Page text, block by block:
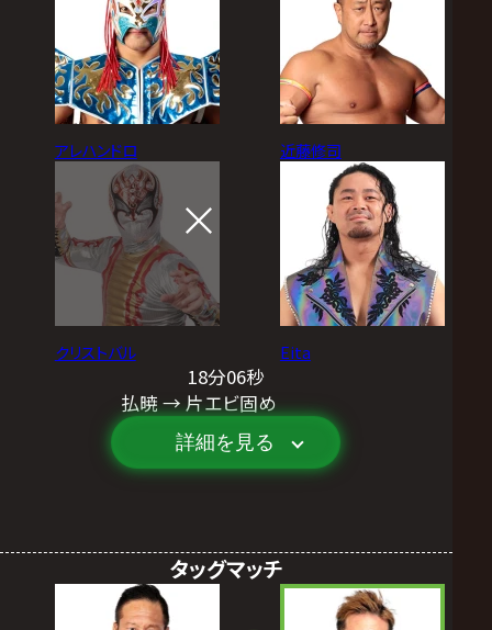
アレハンドロ
クリストバル
近藤修司
Eita
18分06秒
払暁 → 片エビ固め
詳細を見る
タッグマッチ